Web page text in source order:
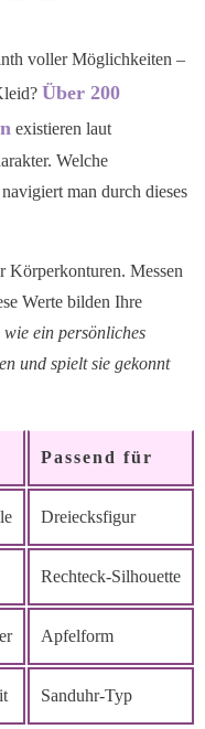
voller Möglichkeiten –
Über 200
existieren laut
Welche
man durch dieses
Körperkonturen. Messen
Werte bilden Ihre
wie ein persönliches
und spielt sie gekonnt
Passend für
Dreiecksfigur
Rechteck-Silhouette
Apfelform
Sanduhr-Typ